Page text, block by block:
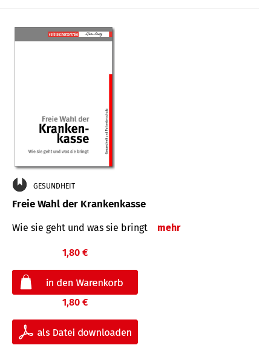
GESUNDHEIT
Freie Wahl der Krankenkasse
Wie sie geht und was sie bringt mehr
1,80 €
1,80 €